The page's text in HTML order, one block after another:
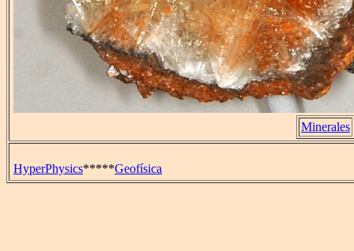
Minerales
HyperPhysics*****Geofísica